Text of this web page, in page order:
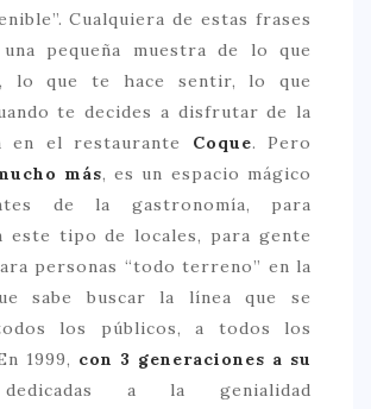
Cualquiera de estas frases
pequeña muestra de lo que
lo que te hace sentir, lo que
te decides a disfrutar de la
en el restaurante Coque. Pero
más, es un espacio mágico
de la gastronomía, para
este tipo de locales, para gente
personas “todo terreno” en la
sabe buscar la línea que se
los públicos, a todos los
1999, con 3 generaciones a su
a la genialidad